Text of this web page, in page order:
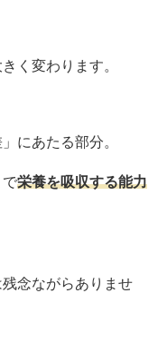
く変わります。
にあたる部分。
で栄養を吸収する能力
念ながらありませ